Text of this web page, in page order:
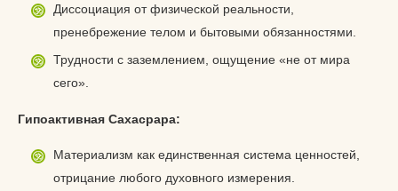
Диссоциация от физической реальности,
пренебрежение телом и бытовыми обязанностями.
Трудности с заземлением, ощущение «не от мира
сего».
Гипоактивная Сахасрара:
Материализм как единственная система ценностей,
отрицание любого духовного измерения.